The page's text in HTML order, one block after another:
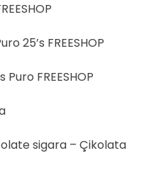
25’s FREESHOP
FREESHOP
sigara – Çikolata